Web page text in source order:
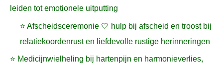
leiden tot emotionele uitputting
⭐ Afscheidsceremonie 🤍 hulp bij afscheid en troost bij
relatiekoordenrust en liefdevolle rustige herinneringen
⭐ Medicijnwielheling bij hartenpijn en harmonieverlies,